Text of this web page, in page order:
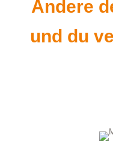
Ändere
und du